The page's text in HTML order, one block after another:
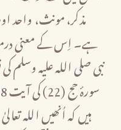
مذکر، مونث، واحد
ہے۔ اِس کے معنی
نبی صلی اللہ علیہ
ہیں کہ اُنھیں اللہ